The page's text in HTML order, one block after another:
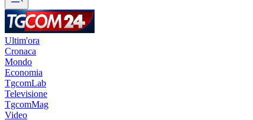
Ultim'ora
Cronaca
Mondo
Economia
TgcomLab
Televisione
TgcomMag
Video